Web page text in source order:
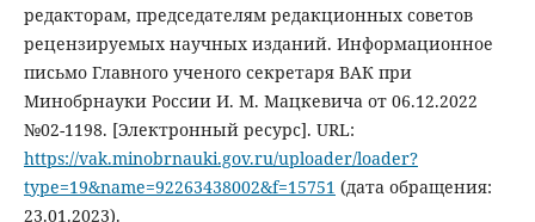
редакторам, председателям редакционных советов
рецензируемых научных изданий. Информационное
письмо Главного ученого секретаря ВАК при
Минобрнауки России И. М. Мацкевича от 06.12.2022
№02-1198. [Электронный ресурс]. URL:
https://vak.minobrnauki.gov.ru/uploader/loader?
type=19&name=92263438002&f=15751 (дата обращения:
23.01.2023).